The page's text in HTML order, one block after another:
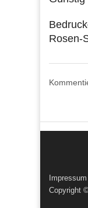
Rosen-
Impressum
Copyright